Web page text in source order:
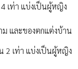
เท่า แบ่งเป็นผู้หญิง
และของตกแต่งบ้าน
2 เท่า แบ่งเป็นผู้หญิง